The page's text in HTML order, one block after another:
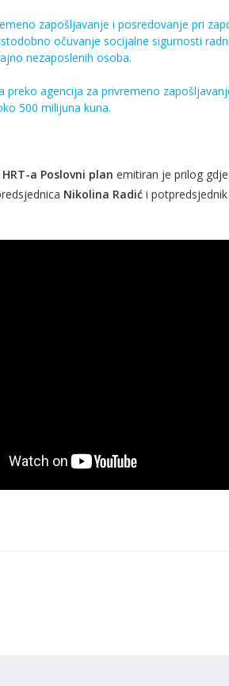
zapošljavanje i posredovanje pri
očuvanje socijalne sigurnosti
nezaposlenih osoba.
preko agencija za privremeno
500 milijuna kuna.
HRT-a Poslovni plan emitiran je prilog
Nikolina Radić i potpredsjednik